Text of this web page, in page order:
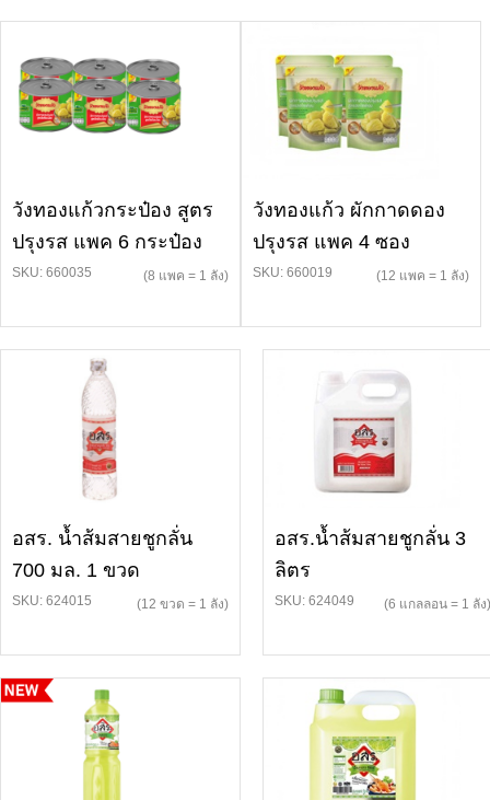
วังทองแก้วกระป๋อง สูตร
ปรุงรส แพค 6 กระป๋อง
SKU: 660035 (8 แพค = 1 ลัง)
วังทองแก้ว ผักกาดดอง
ปรุงรส แพค 4 ซอง
SKU: 660019 (12 แพค = 1 ลัง)
อสร. น้ำส้มสายชูกลั่น
700 มล. 1 ขวด
SKU: 624015 (12 ขวด = 1 ลัง)
อสร.น้ำส้มสายชูกลั่น 3
ลิตร
SKU: 624049 (6 แกลลอน = 1 ลัง)